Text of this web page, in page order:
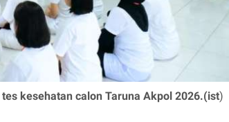
kesehatan calon Taruna Akpol 2026.(ist)